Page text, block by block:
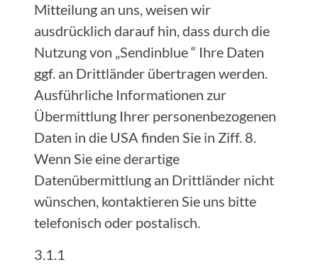
Mitteilung an uns, weisen wir
ausdrücklich darauf hin, dass durch die
Nutzung von „Sendinblue “ Ihre Daten
ggf. an Drittländer übertragen werden.
Ausführliche Informationen zur
Übermittlung Ihrer personenbezogenen
Daten in die USA finden Sie in Ziff. 8.
Wenn Sie eine derartige
Datenübermittlung an Drittländer nicht
wünschen, kontaktieren Sie uns bitte
telefonisch oder postalisch.
3.1.1